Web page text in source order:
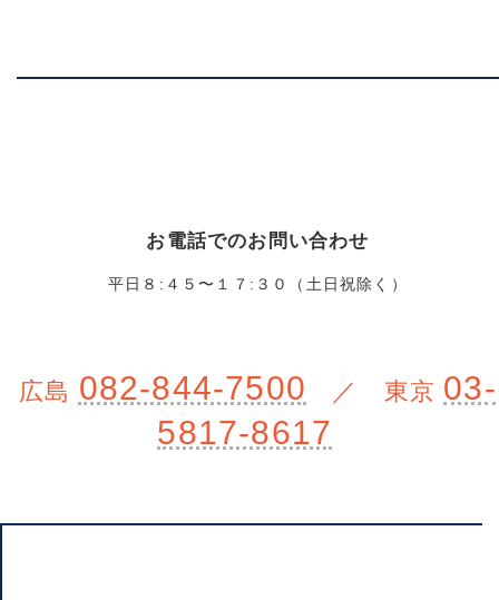
お電話でのお問い合わせ
平日８:４５〜１７:３０（土日祝除く）
広島 082-844-7500 ／ 東京 03-
5817-8617